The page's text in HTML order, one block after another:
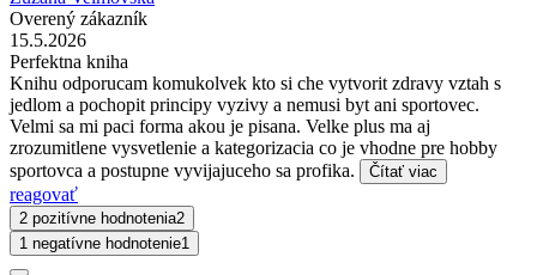
Overený zákazník
15.5.2026
Perfektna kniha
Knihu odporucam komukolvek kto si che vytvorit zdravy vztah s
jedlom a pochopit principy vyzivy a nemusi byt ani sportovec.
Velmi sa mi paci forma akou je pisana. Velke plus ma aj
zrozumitlene vysvetlenie a kategorizacia co je vhodne pre hobby
sportovca a postupne vyvijajuceho sa profika.
Čítať viac
reagovať
2 pozitívne hodnotenia2
1 negatívne hodnotenie1